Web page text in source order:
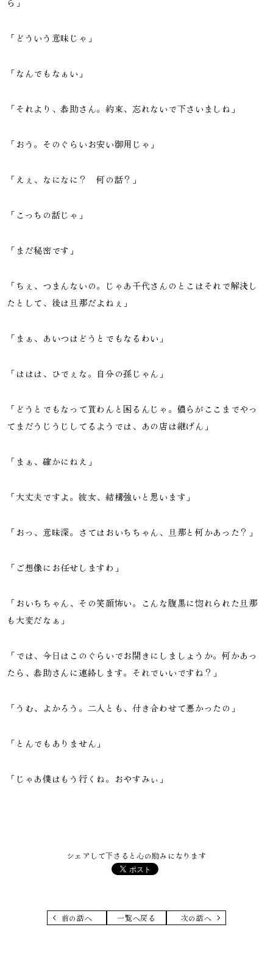
ら」
「どういう意味じゃ」
「なんでもなぁい」
「それより、恭助さん。約束、忘れないで下さいましね」
「おう。そのぐらいお安い御用じゃ」
「えぇ、なになに？ 何の話？」
「こっちの話じゃ」
「まだ秘密です」
「ちぇ、つまんないの。じゃあ千代さんのとこはそれで解決し
たとして、後は旦那だよねぇ」
「まぁ、あいつはどうとでもなるわい」
「ははは、ひでぇな。自分の孫じゃん」
「どうとでもなって貰わんと困るんじゃ。儂らがここまでやっ
てまだうじうじしてるようでは、あの店は継げん」
「まぁ、確かにねえ」
「大丈夫ですよ。彼女、結構強いと思います」
「おっ、意味深。さてはおいちちゃん、旦那と何かあった？」
「ご想像にお任せしますわ」
「おいちちゃん、その笑顔怖い。こんな腹黒に惚れられた旦那
も大変だなぁ」
「では、今日はこのぐらいでお開きにしましょうか。何かあっ
たら、恭助さんに連絡します。それでいいですね？」
「うむ、よかろう。二人とも、付き合わせて悪かったの」
「とんでもありません」
「じゃあ僕はもう行くね。おやすみぃ」
シェアして下さると心の励みになります
前の話へ 一覧へ戻る 次の話へ